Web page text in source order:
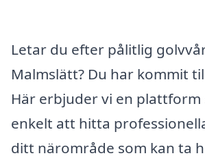
Letar du efter pålitlig
Malmslätt? Du har kommit
Här erbjuder vi en
enkelt att hitta
ditt närområde som kan ta